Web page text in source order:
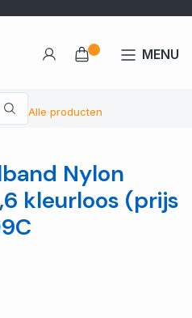
Alle producten
MENU
Nylon
kleurloos (prijs